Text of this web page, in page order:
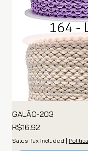
GALÃO-203
Price
R$16.92
Sales Tax Included |